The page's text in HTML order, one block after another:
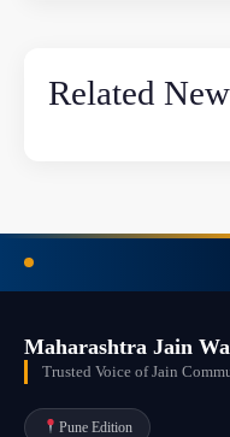
Related
Maharashtra Jain
Trusted Voice of Jain
Pune Edition